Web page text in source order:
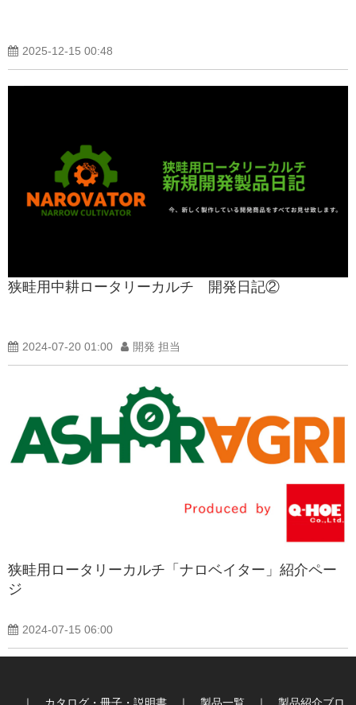
2025-12-15 00:48
狭畦用中耕ロータリーカルチ 開発日記②
2024-07-20 01:00 開発 担当
狭畦用ロータリーカルチ「ナロベイター」紹介ペー
ジ
2024-07-15 06:00